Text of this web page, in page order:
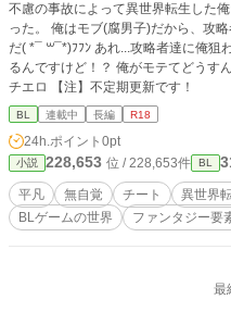
不慮の事故によって異世界転生した
った。 俺はモブ(腐男子)だから、攻
だ( *¯ ꒳¯*)ﾌﾌﾝ あれ...攻略者達に俺狙われてね？しかも、主人公君に俺好かれて
るんですけど！？ 俺がモテてどうすんだよぉぉおおお！！ ☆ちょっとエロ ★ガ
チエロ 【注】不定期更新です！
BL 連載中 長編 R18
24h.ポイント 0pt
小説 228,653 位 / 228,653件 BL
平凡 無自覚 チート 異世界
BLゲームの世界
ファンタジー要
最